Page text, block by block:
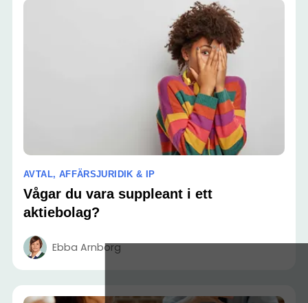
AVTAL, AFFÄRSJURIDIK & IP
Vågar du vara suppleant i ett
aktiebolag?
Ebba Arnborg